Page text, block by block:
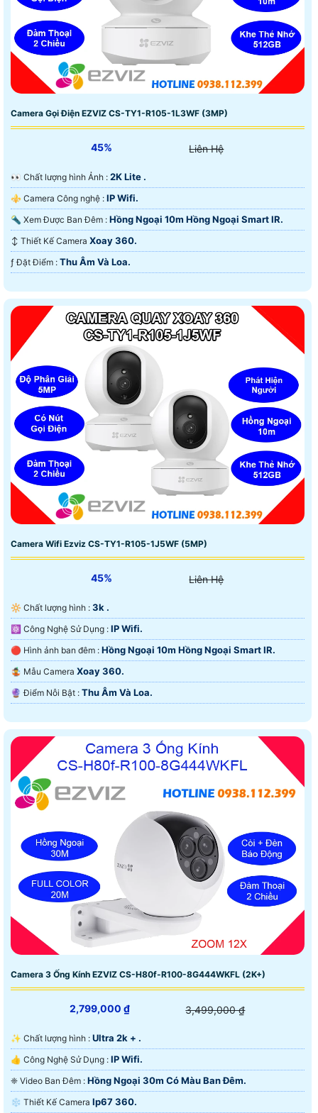
Camera Gọi Điện EZVIZ CS-TY1-R105-1L3WF (3MP)
45% Liên Hệ
️👀 Chất lượng hình Ảnh : 2K Lite .
⚜️ Camera Công nghệ : IP Wifi.
🔦 Xem Được Ban Đêm : Hồng Ngoại 10m Hồng Ngoại Smart IR.
↕️ Thiết Kế Camera Xoay 360.
️ƒ Đặt Điểm : Thu Âm Và Loa.
Camera Wifi Ezviz CS-TY1-R105-1J5WF (5MP)
45% Liên Hệ
🔆 Chất lượng hình : 3k .
⚛️ Công Nghệ Sử Dụng : IP Wifi.
🔴 Hình ảnh ban đêm : Hồng Ngoại 10m Hồng Ngoại Smart IR.
🤹 Mẫu Camera Xoay 360.
️🔮 Điểm Nỗi Bật : Thu Âm Và Loa.
Camera 3 Ống Kính EZVIZ CS-H80f-R100-8G444WKFL (2K+)
2,799,000 ₫ 3,499,000 ₫
✨ Chất lượng hình : Ultra 2k + .
👍 Công Nghệ Sử Dụng : IP Wifi.
❈ Video Ban Đêm : Hồng Ngoại 30m Có Màu Ban Ðêm.
❄ Thiết Kế Camera Ip67 360.